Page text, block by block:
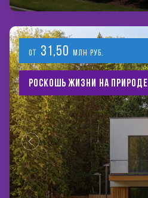
от 31,50 млн руб.
Роскошь жизни на природе